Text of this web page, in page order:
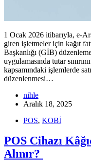
1 Ocak 2026 itibarıyla, e-
giren işletmeler için kağıt
Başkanlığı (GİB)
uygulamasında tutar
kapsamındaki işlemlerde
düzenlenmesi…
nihle
Aralık 18, 2025
POS, KOBİ
POS Cihazı
Alınır?